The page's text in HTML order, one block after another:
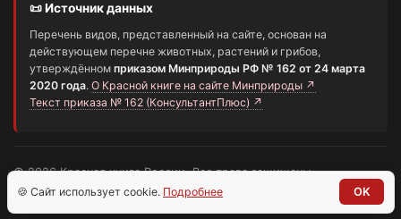
📜 Источник данных
Перечень видов, представленный на сайте, основан на
действующем перечне животных, растений и грибов,
утверждённом приказом Минприроды РФ № 162 от 24 марта
2020 года. О Красной книге на сайте Минприроды ↗
Текст приказа № 162 (КонсультантПлюс) ↗
© 2026 Красная книга России. Все права защищены.
Информационный портал о редких видах
🍪 Сайт использует cookie. Подробнее OK